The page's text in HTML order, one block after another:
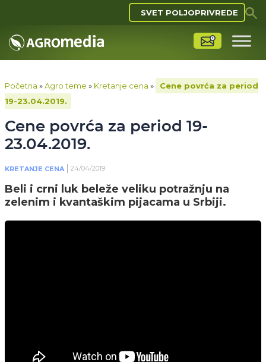
SVET POLJOPRIVREDE
Početna »Agro teme » Kretanje cena »
Cene povrća za period
19-23.04.2019.
Cene povrća za period 19-
23.04.2019.
KRETANJE CENA 24/04/2019
Beli i crni luk beleže veliku potražnju na
zelenim i kvantaškim pijacama u Srbiji.